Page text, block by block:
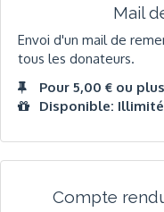
Mail
Envoi d'un mail de
tous les donateurs.
Pour 5,00 € ou plus
Disponible: Illimité
Compte